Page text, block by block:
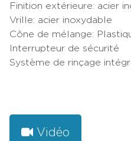
Finition extérieure: acier
Vrille: acier inoxydable
Cône de mélange:
Interrupteur de sécurité
Système de rinçage
Vidéo